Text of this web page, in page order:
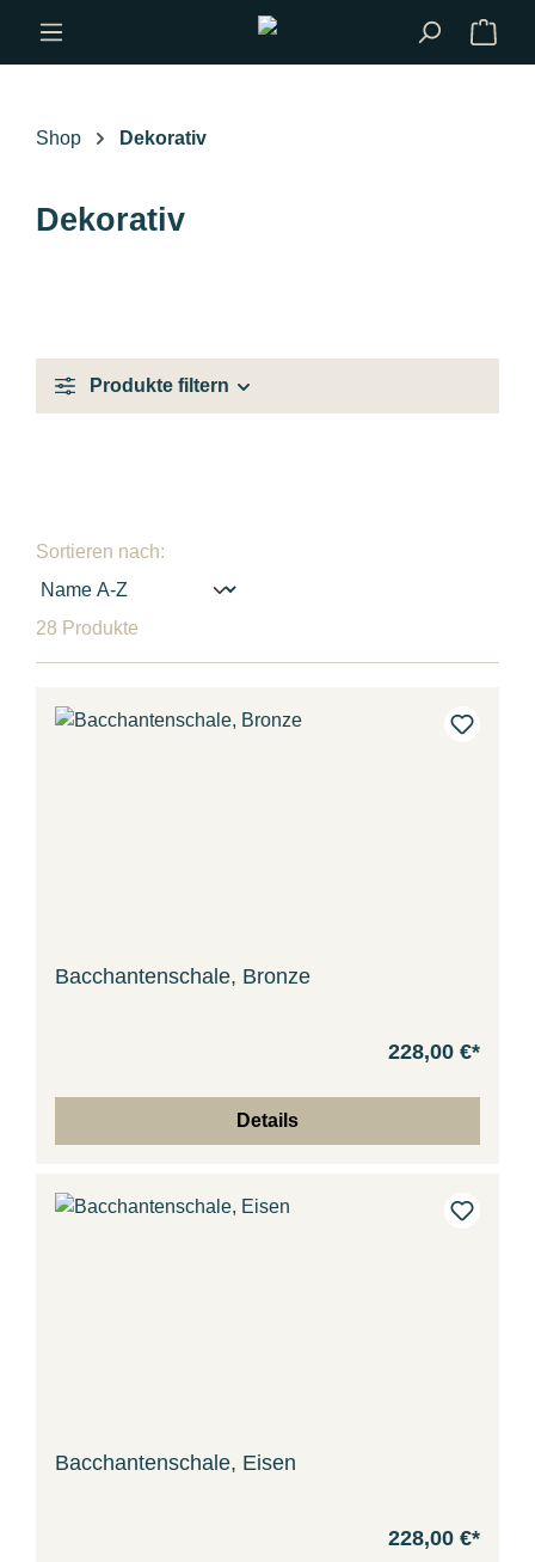
Zum Hauptinhalt springen
Shop Dekorativ
Dekorativ
Produkte filtern
Sortieren nach:
28 Produkte
Bacchantenschale, Bronze
228,00 €*
Details
Bacchantenschale, Eisen
228,00 €*